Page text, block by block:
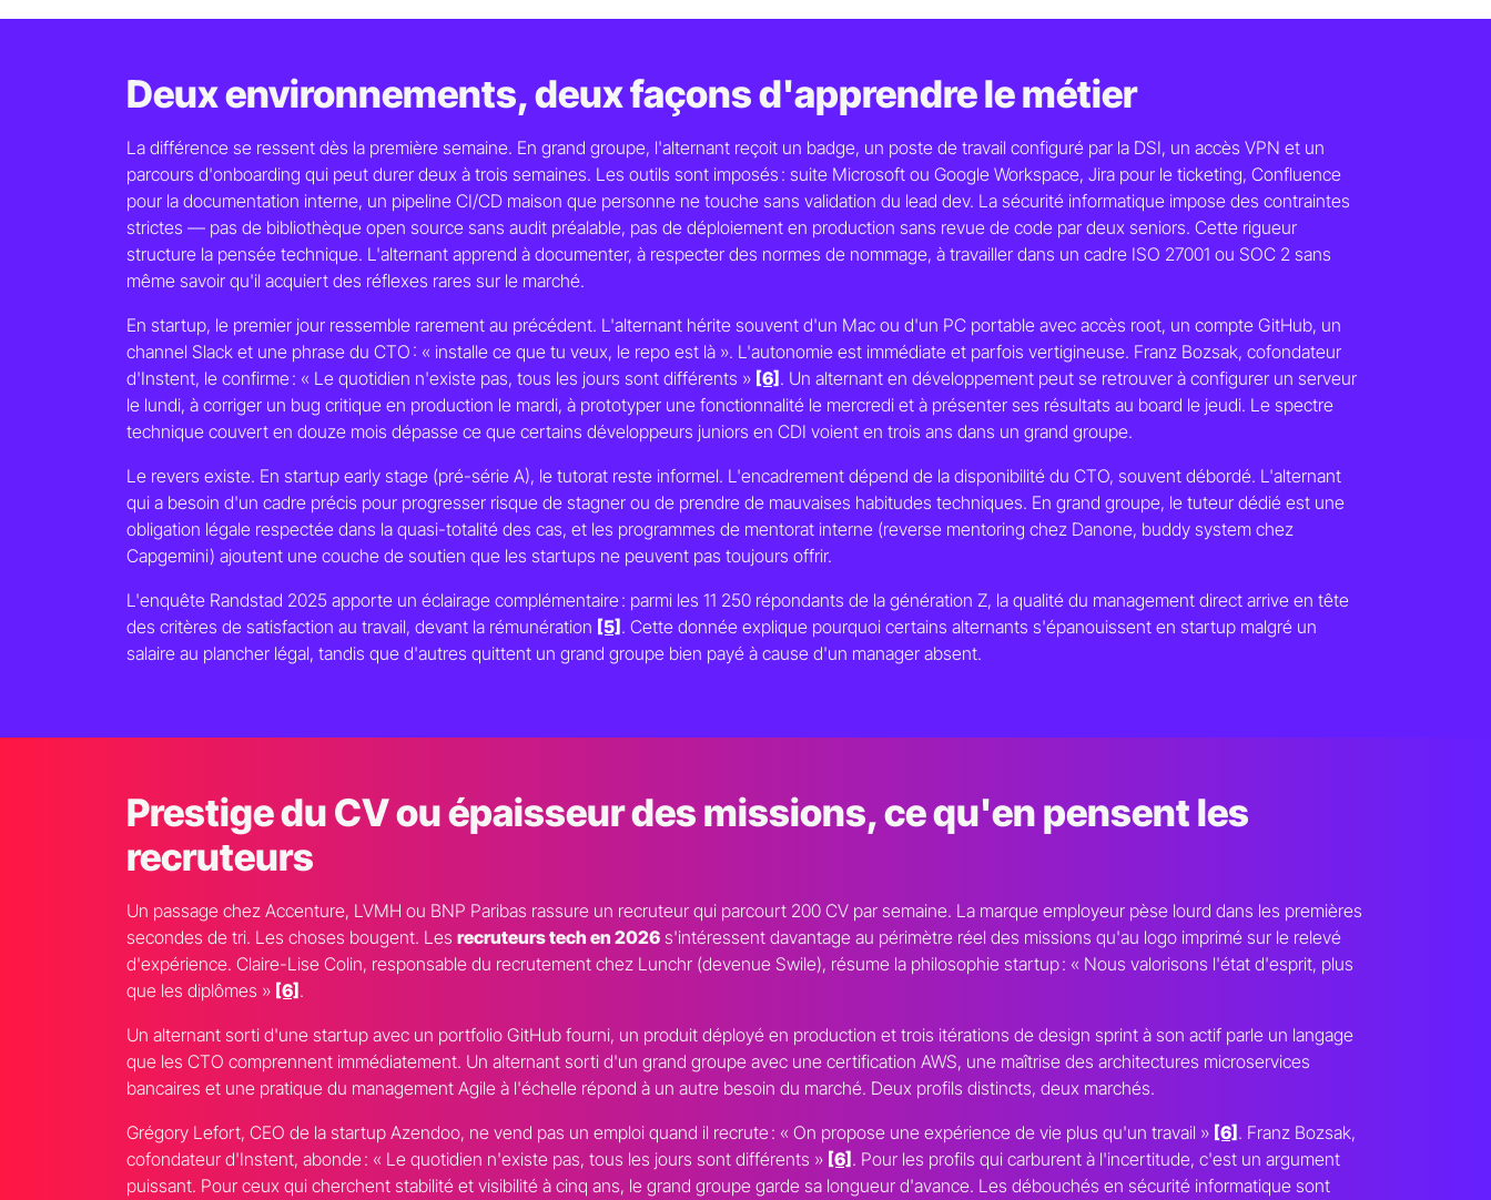
Deux environnements, deux façons d'apprendre le métier
La différence se ressent dès la première semaine. En grand groupe, l'alternant reçoit un badge, un poste de travail configuré par la DSI, un accès VPN et un
parcours d'onboarding qui peut durer deux à trois semaines. Les outils sont imposés : suite Microsoft ou Google Workspace, Jira pour le ticketing, Confluence
pour la documentation interne, un pipeline CI/CD maison que personne ne touche sans validation du lead dev. La sécurité informatique impose des contraintes
strictes — pas de bibliothèque open source sans audit préalable, pas de déploiement en production sans revue de code par deux seniors. Cette rigueur
structure la pensée technique. L'alternant apprend à documenter, à respecter des normes de nommage, à travailler dans un cadre ISO 27001 ou SOC 2 sans
même savoir qu'il acquiert des réflexes rares sur le marché.
En startup, le premier jour ressemble rarement au précédent. L'alternant hérite souvent d'un Mac ou d'un PC portable avec accès root, un compte GitHub, un
channel Slack et une phrase du CTO : « installe ce que tu veux, le repo est là ». L'autonomie est immédiate et parfois vertigineuse. Franz Bozsak, cofondateur
d'Instent, le confirme : « Le quotidien n'existe pas, tous les jours sont différents » [6] . Un alternant en développement peut se retrouver à configurer un serveur
le lundi, à corriger un bug critique en production le mardi, à prototyper une fonctionnalité le mercredi et à présenter ses résultats au board le jeudi. Le spectre
technique couvert en douze mois dépasse ce que certains développeurs juniors en CDI voient en trois ans dans un grand groupe.
Le revers existe. En startup early stage (pré-série A), le tutorat reste informel. L'encadrement dépend de la disponibilité du CTO, souvent débordé. L'alternant
qui a besoin d'un cadre précis pour progresser risque de stagner ou de prendre de mauvaises habitudes techniques. En grand groupe, le tuteur dédié est une
obligation légale respectée dans la quasi-totalité des cas, et les programmes de mentorat interne (reverse mentoring chez Danone, buddy system chez
Capgemini) ajoutent une couche de soutien que les startups ne peuvent pas toujours offrir.
L'enquête Randstad 2025 apporte un éclairage complémentaire : parmi les 11 250 répondants de la génération Z, la qualité du management direct arrive en tête
des critères de satisfaction au travail, devant la rémunération [5] . Cette donnée explique pourquoi certains alternants s'épanouissent en startup malgré un
salaire au plancher légal, tandis que d'autres quittent un grand groupe bien payé à cause d'un manager absent.
Prestige du CV ou épaisseur des missions, ce qu'en pensent les
recruteurs
Un passage chez Accenture, LVMH ou BNP Paribas rassure un recruteur qui parcourt 200 CV par semaine. La marque employeur pèse lourd dans les premières
secondes de tri. Les choses bougent. Les recruteurs tech en 2026 s'intéressent davantage au périmètre réel des missions qu'au logo imprimé sur le relevé
d'expérience. Claire-Lise Colin, responsable du recrutement chez Lunchr (devenue Swile), résume la philosophie startup : « Nous valorisons l'état d'esprit, plus
que les diplômes » [6] .
Un alternant sorti d'une startup avec un portfolio GitHub fourni, un produit déployé en production et trois itérations de design sprint à son actif parle un langage
que les CTO comprennent immédiatement. Un alternant sorti d'un grand groupe avec une certification AWS, une maîtrise des architectures microservices
bancaires et une pratique du management Agile à l'échelle répond à un autre besoin du marché. Deux profils distincts, deux marchés.
Grégory Lefort, CEO de la startup Azendoo, ne vend pas un emploi quand il recrute : « On propose une expérience de vie plus qu'un travail » [6] . Franz Bozsak,
cofondateur d'Instent, abonde : « Le quotidien n'existe pas, tous les jours sont différents » [6] . Pour les profils qui carburent à l'incertitude, c'est un argument
puissant. Pour ceux qui cherchent stabilité et visibilité à cinq ans, le grand groupe garde sa longueur d'avance. Les débouchés en sécurité informatique sont